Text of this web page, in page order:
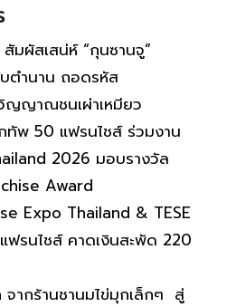
มผัสเสน่ห์ “กุนซานจู”
ตำนาน ถอดรหัส
ญญาณชนเผ่าเหมียว
พ 50 แฟรนไชส์ ร่วมงาน
2026 มอบรางวัล
Award
Expo Thailand & TESE
รนไชส์ คาดเงินสะพัด 220
ากร้านชานมไข่มุกเล็กๆ สู่